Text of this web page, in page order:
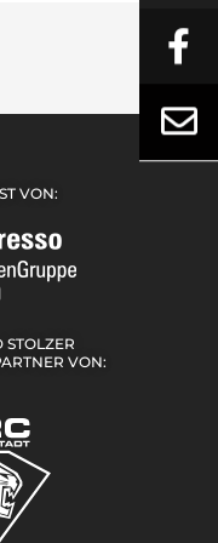
VON:
VON: